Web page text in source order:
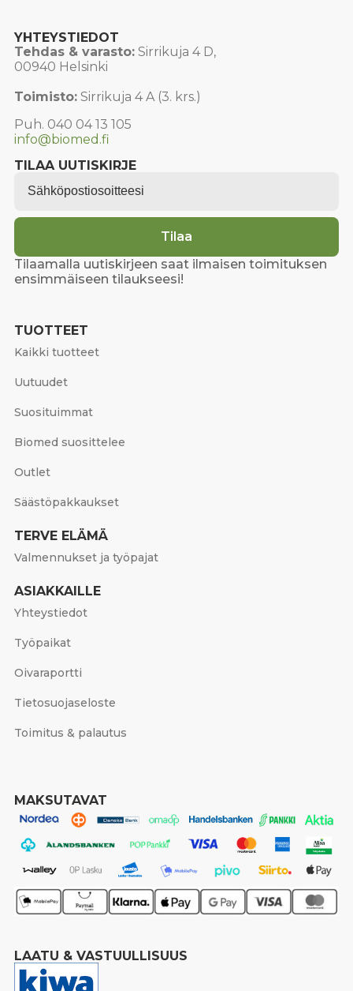
YHTEYSTIEDOT
Tehdas & varasto:Sirrikuja 4 D,
00940 Helsinki
Toimisto:Sirrikuja 4 A (3. krs.)
Puh. 040 04 13 105
info@biomed.fi
TILAA UUTISKIRJE
Tilaa
Tilaamalla uutiskirjeen saat ilmaisen toimituksen
ensimmäiseen tilaukseesi!
TUOTTEET
Kaikki tuotteet
Uutuudet
Suosituimmat
Biomed suosittelee
Outlet
Säästöpakkaukset
TERVE ELÄMÄ
Valmennukset ja työpajat
ASIAKKAILLE
Yhteystiedot
Työpaikat
Oivaraportti
Tietosuojaseloste
Toimitus & palautus
MAKSUTAVAT
LAATU & VASTUULLISUUS